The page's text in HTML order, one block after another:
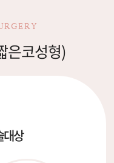
은코성형)
대상